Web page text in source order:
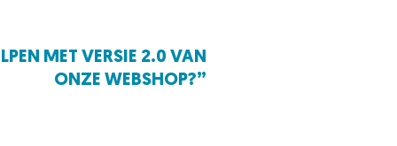
MET VERSIE 2.0 VAN
ONZE WEBSHOP?”